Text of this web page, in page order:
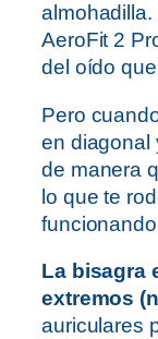
AeroFit 2
del oído
Pero
en diagonal
de manera
lo que te
La bisagra
extremos
auriculares